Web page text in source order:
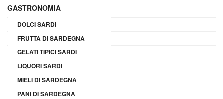
GASTRONOMIA
DOLCI SARDI
FRUTTA DI SARDEGNA
GELATI TIPICI SARDI
LIQUORI SARDI
MIELI DI SARDEGNA
PANI DI SARDEGNA